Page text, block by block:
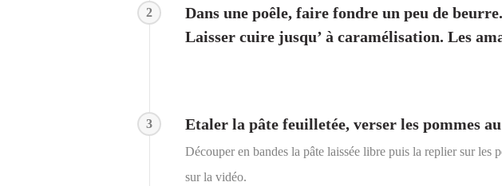
2
Dans une poêle, faire fondre un peu de
Laisser cuire jusqu’ à caramélisation. Les
3 Etaler la pâte feuilletée, verser les pommes
Découper en bandes la pâte laissée libre puis la replier sur les
sur la vidéo.